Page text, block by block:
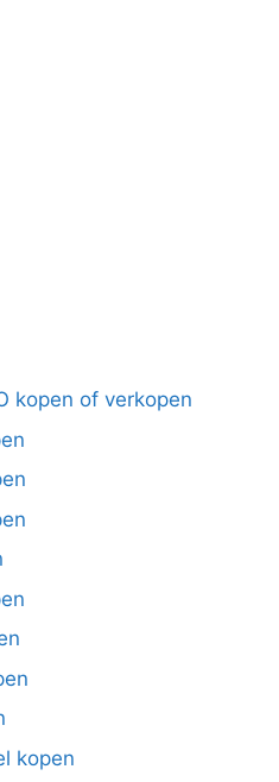
kopen of verkopen
kopen